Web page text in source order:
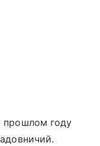
прошлом году